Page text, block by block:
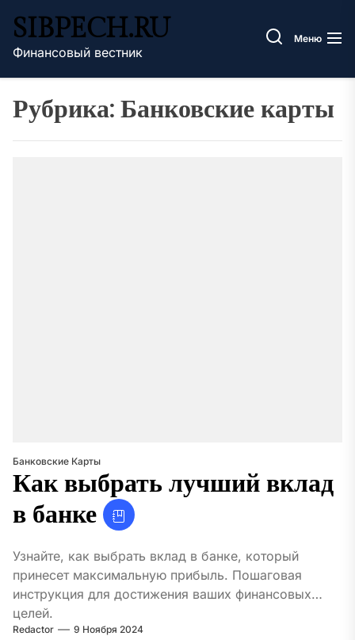
содержимому
SIBPECH.RU
Финансовый вестник
Меню
Рубрика: Банковские карты
Банковские Карты
Как выбрать лучший вклад
в банке
Узнайте, как выбрать вклад в банке, который
принесет максимальную прибыль. Пошаговая
инструкция для достижения ваших финансовых
целей.
Redactor 9 Ноября 2024